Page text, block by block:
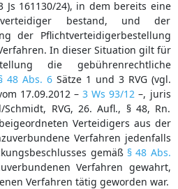
Js 161130/24), in dem bereits eine
bestand, und der
der Pflichtverteidigerbestellung
In dieser Situation gilt für
die gebührenrechtliche
48 Abs. 6 Sätze 1 und 3 RVG (vgl.
17.09.2012 –3 Ws 93/12 –, juris
RVG, 26. Aufl., § 48, Rn.
Verteidigers aus der
Verfahren jedenfalls
gemäß § 48 Abs.
Verfahren gewahrt,
Verfahren tätig geworden war.